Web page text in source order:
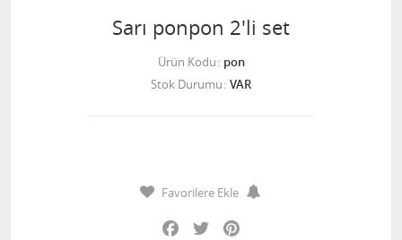
Sarı ponpon 2'li set
Ürün Kodu pon
Stok Durumu VAR
Favorilere Ekle
Facebook
Twitter